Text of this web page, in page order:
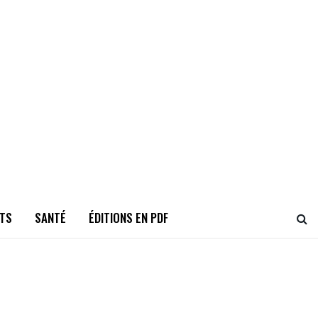
SANTÉ ÉDITIONS EN PDF